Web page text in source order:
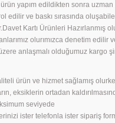
yapım edildikten sonra uzman
edilir ve baskı sırasında
Kartı Ürünleri Hazırlanmış
olurımızca denetim edilir
anlaşmalı olduğumuz kargo
ürün ve hizmet sağlamış
eksiklerin ortadan
seviyede
ister telefonla ister sipariş